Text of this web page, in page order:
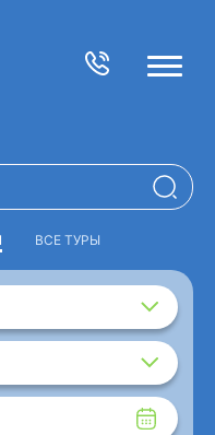
ВСЕ ТУРЫ